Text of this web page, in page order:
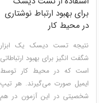
برای بهبود ارتباط نوشتاری
در محیط کار
نتیجه تست دیسک یک ابزار
شگفت انگیز برای بهبود ارتباطاتی
است که در محیط کار توسط
ایمیل صورت می‌گیرند. هر تیپ
شخصیتی در این آزمون در هم